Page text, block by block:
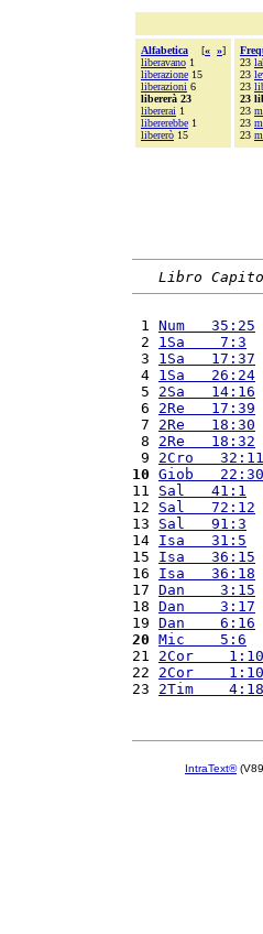
Alfabetica [« »]
liberavano 1
liberazione 15
liberazioni 6
libererà 23
libererai 1
libererebbe 1
libererò 15
23
23
23
23
23
23
23
Libro
1 Num   35:25
2 1Sa    7:3
3 1Sa   17:37
4 1Sa   26:24
5 2Sa   14:16
6 2Re   17:39
7 2Re   18:30
8 2Re   18:32
9 2Cro   32:11
10 Giob   22:30
11 Sal   41:1
12 Sal   72:12
13 Sal   91:3
14 Isa   31:5
15 Isa   36:15
16 Isa   36:18
17 Dan    3:15
18 Dan    3:17
19 Dan    6:16
20 Mic    5:6
21 2Cor    1:10
22 2Cor    1:10
23 2Tim    4:18
IntraText®